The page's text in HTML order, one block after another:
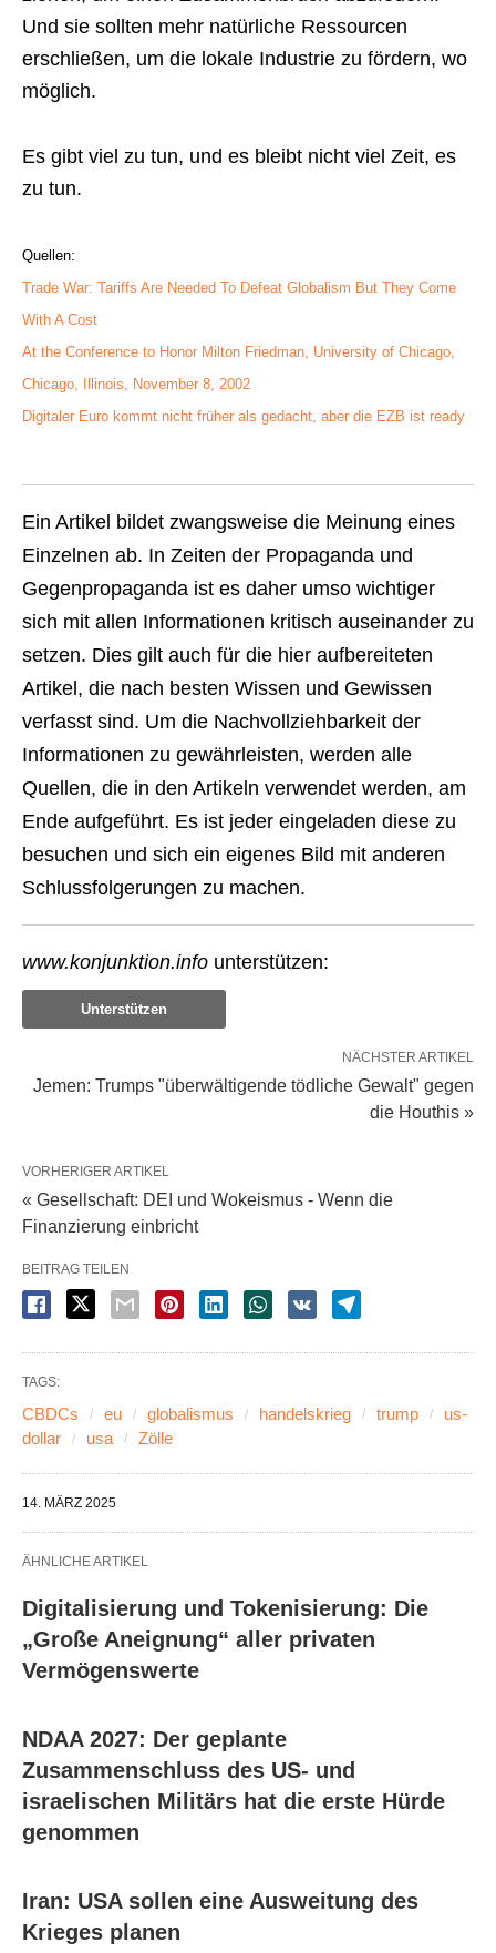
Und sie sollten mehr natürliche Ressourcen
erschließen, um die lokale Industrie zu fördern, wo
möglich.
Es gibt viel zu tun, und es bleibt nicht viel Zeit, es
zu tun.
Quellen:
Trade War: Tariffs Are Needed To Defeat Globalism But They Come
With A Cost
At the Conference to Honor Milton Friedman, University of Chicago,
Chicago, Illinois, November 8, 2002
Digitaler Euro kommt nicht früher als gedacht, aber die EZB ist ready
Ein Artikel bildet zwangsweise die Meinung eines
Einzelnen ab. In Zeiten der Propaganda und
Gegenpropaganda ist es daher umso wichtiger
sich mit allen Informationen kritisch auseinander zu
setzen. Dies gilt auch für die hier aufbereiteten
Artikel, die nach besten Wissen und Gewissen
verfasst sind. Um die Nachvollziehbarkeit der
Informationen zu gewährleisten, werden alle
Quellen, die in den Artikeln verwendet werden, am
Ende aufgeführt. Es ist jeder eingeladen diese zu
besuchen und sich ein eigenes Bild mit anderen
Schlussfolgerungen zu machen.
www.konjunktion.info unterstützen:
Unterstützen
NÄCHSTER ARTIKEL
Jemen: Trumps "überwältigende tödliche Gewalt" gegen
die Houthis »
VORHERIGER ARTIKEL
« Gesellschaft: DEI und Wokeismus - Wenn die
Finanzierung einbricht
BEITRAG TEILEN
TAGS:
CBDCs eu globalismus handelskrieg trump
us-
dollar
usa Zölle
14. MÄRZ 2025
ÄHNLICHE ARTIKEL
Digitalisierung und Tokenisierung: Die
„Große Aneignung“ aller privaten
Vermögenswerte
NDAA 2027: Der geplante
Zusammenschluss des US- und
israelischen Militärs hat die erste Hürde
genommen
Iran: USA sollen eine Ausweitung des
Krieges planen